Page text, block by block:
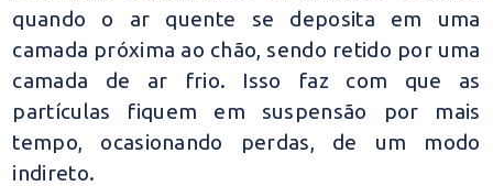
quando o ar quente se deposita em uma
camada próxima ao chão, sendo retido por uma
camada de ar frio. Isso faz com que as
partículas fiquem em suspensão por mais
tempo, ocasionando perdas, de um modo
indireto.